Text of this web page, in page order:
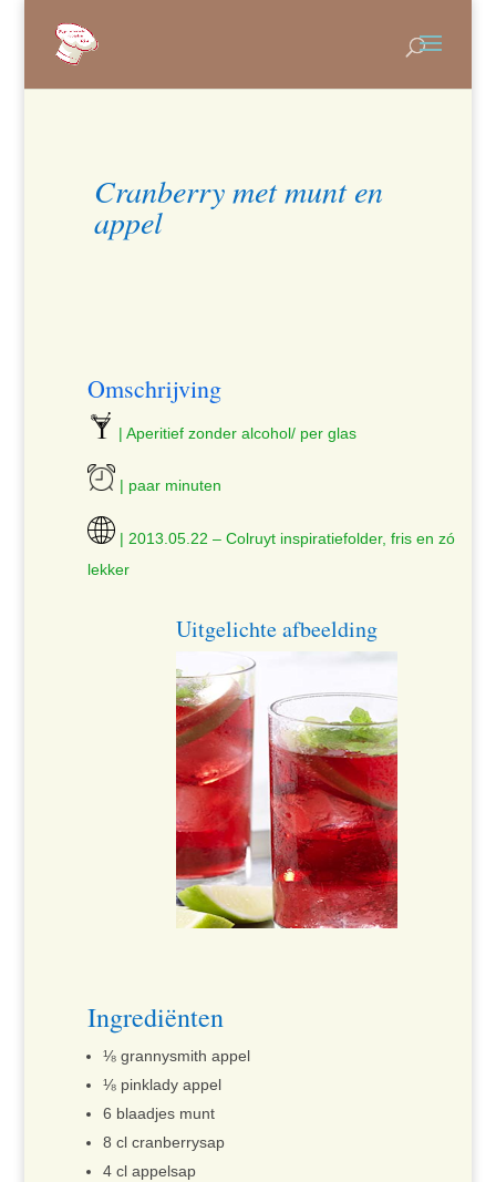
Cranberry met munt en
appel
Omschrijving
| Aperitief zonder alcohol/ per glas
| paar minuten
| 2013.05.22 – Colruyt inspiratiefolder, fris en zó
lekker
Uitgelichte afbeelding
Ingrediënten
⅛ grannysmith appel
⅛ pinklady appel
6 blaadjes munt
8 cl cranberrysap
4 cl appelsap